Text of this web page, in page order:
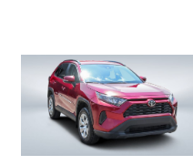
Toyota Rav 4
LE 2020
79 966 km
26 495 $